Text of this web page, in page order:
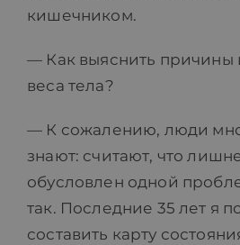
кишечником.
— Как выяснить причины
веса тела?
— К сожалению, люди
знают: считают, что
обусловлен одной
так. Последние 35 лет я
составить карту